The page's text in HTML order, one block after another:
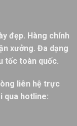
đẹp. Hàng chính
xưởng. Đa dạng
tốc toàn quốc.
liên hệ trực
qua hotline: